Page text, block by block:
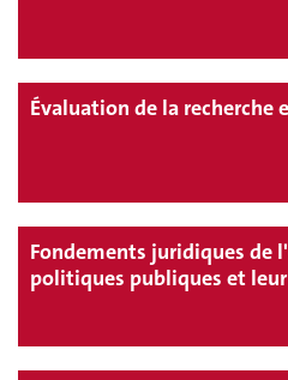
Évaluation de la recherche
Fondements juridiques de
politiques publiques et